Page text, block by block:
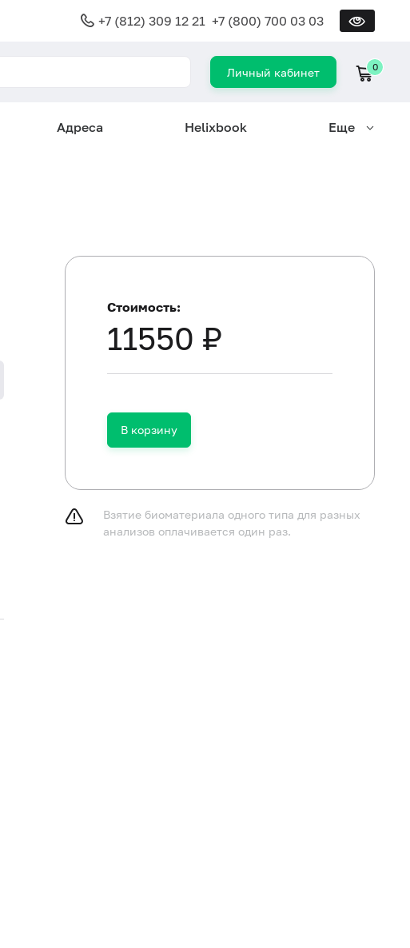
+7 (812) 309 12 21 +7 (800) 700 03 03
Личный кабинет 0
Адреса Helixbook Еще
Исключить (по согласованию с врачом) прием
Исследование рекомендуется проводить не ранее чем
Стоимость:
11550 ₽
В корзину
Взятие биоматериала одного типа для разных
анализов оплачивается один раз.